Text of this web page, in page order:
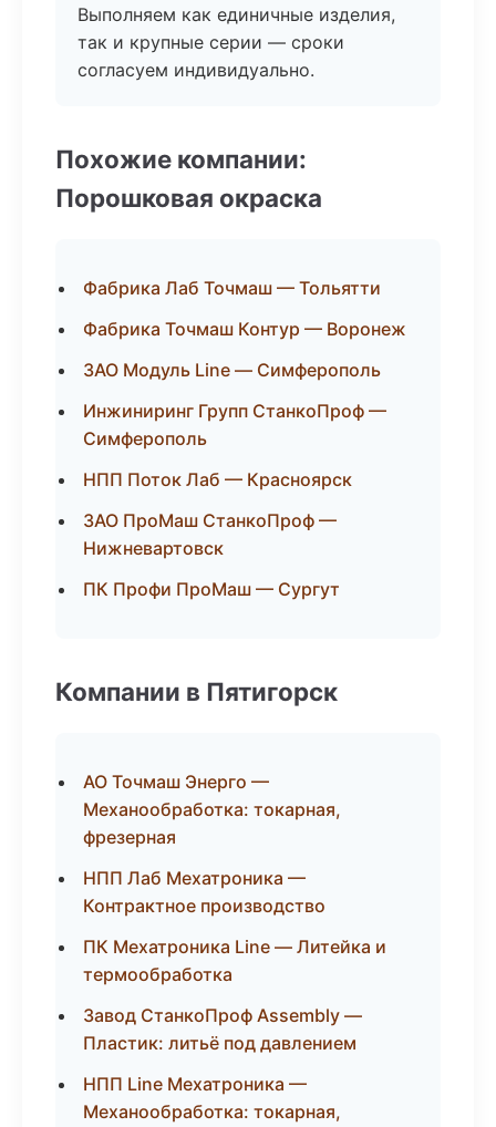
Выполняем как единичные изделия,
так и крупные серии — сроки
согласуем индивидуально.
Похожие компании:
Порошковая окраска
Фабрика Лаб Точмаш — Тольятти
Фабрика Точмаш Контур — Воронеж
ЗАО Модуль Line — Симферополь
Инжиниринг Групп СтанкоПроф —
Симферополь
НПП Поток Лаб — Красноярск
ЗАО ПроМаш СтанкоПроф —
Нижневартовск
ПК Профи ПроМаш — Сургут
Компании в Пятигорск
АО Точмаш Энерго —
Механообработка: токарная,
фрезерная
НПП Лаб Мехатроника —
Контрактное производство
ПК Мехатроника Line — Литейка и
термообработка
Завод СтанкоПроф Assembly —
Пластик: литьё под давлением
НПП Line Мехатроника —
Механообработка: токарная,